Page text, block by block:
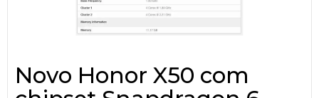
Novo Honor X50 com